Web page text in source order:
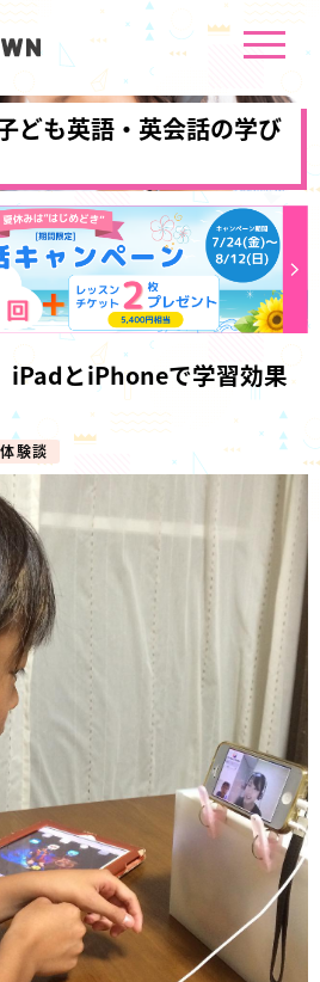
ども英語・英会話の学び
iPadとiPhoneで学習効果
験談